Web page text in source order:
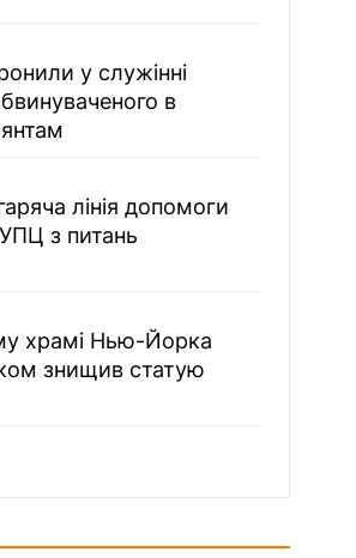
у служінні
в
лінія допомоги
з питань
храмі Нью-Йорка
знищив статую